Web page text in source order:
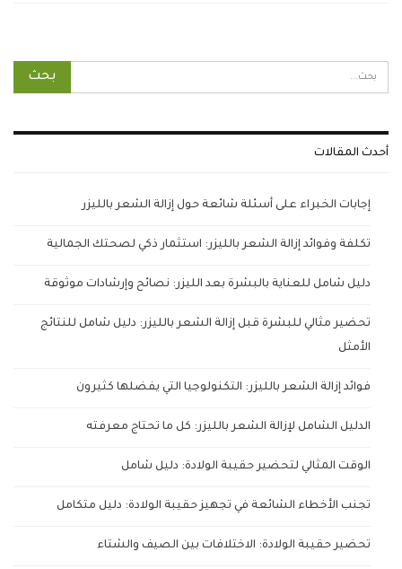
أحدث المقالات
إجابات الخبراء على أسئلة شائعة حول إزالة الشعر بالليزر
تكلفة وفوائد إزالة الشعر بالليزر: استثمار ذكي لصحتك الجمالية
دليل شامل للعناية بالبشرة بعد الليزر: نصائح وإرشادات موثوقة
تحضير مثالي للبشرة قبل إزالة الشعر بالليزر: دليل شامل للنتائج
الأمثل
فوائد إزالة الشعر بالليزر: التكنولوجيا التي يفضلها كثيرون
الدليل الشامل لإزالة الشعر بالليزر: كل ما تحتاج معرفته
الوقت المثالي لتحضير حقيبة الولادة: دليل شامل
تجنب الأخطاء الشائعة في تجهيز حقيبة الولادة: دليل متكامل
تحضير حقيبة الولادة: الاختلافات بين الصيف والشتاء